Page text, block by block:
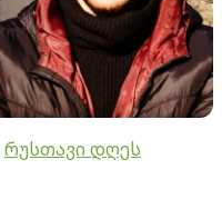
რუსთავი დღეს